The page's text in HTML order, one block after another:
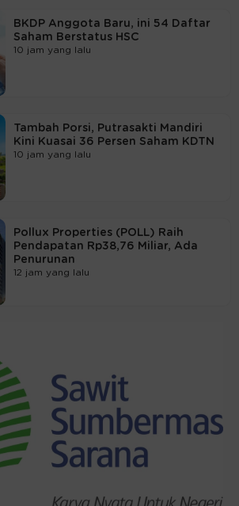
BKDP Anggota Baru, ini 54 Daftar
Saham Berstatus HSC
10 jam yang lalu
Tambah Porsi, Putrasakti Mandiri
Kini Kuasai 36 Persen Saham KDTN
10 jam yang lalu
Pollux Properties (POLL) Raih
Pendapatan Rp38,76 Miliar, Ada
Penurunan
12 jam yang lalu